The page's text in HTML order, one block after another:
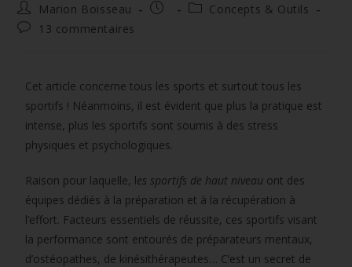
Marion Boisseau
Concepts & Outils
13 commentaires
Cet article concerne tous les sports et surtout tous les
sportifs ! Néanmoins, il est évident que plus la pratique est
intense, plus les sportifs sont soumis à des stress
physiques et psychologiques.
Raison pour laquelle, les sportifs de haut niveau ont des
équipes dédiés à la préparation et à la récupération à
l’effort. Facteurs essentiels de réussite, ces sportifs visant
la performance sont entourés de préparateurs mentaux,
d’ostéopathes, de kinésithérapeutes… C’est un secret de